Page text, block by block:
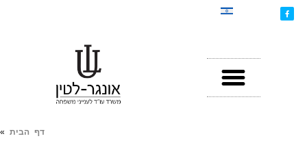
דף הבית »